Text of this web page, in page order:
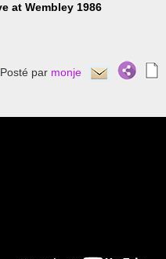
at Wembley 1986
Posté par monje